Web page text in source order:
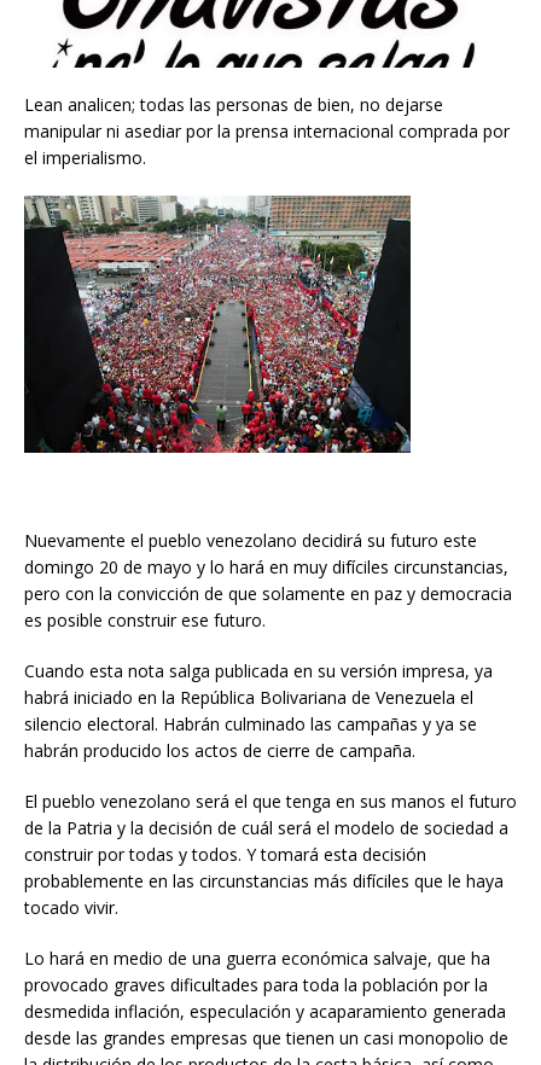
Lean analicen; todas las personas de bien, no dejarse
manipular ni asediar por la prensa internacional comprada por
el imperialismo.
Nuevamente el pueblo venezolano decidirá su futuro este
domingo 20 de mayo y lo hará en muy difíciles circunstancias,
pero con la convicción de que solamente en paz y democracia
es posible construir ese futuro.
Cuando esta nota salga publicada en su versión impresa, ya
habrá iniciado en la República Bolivariana de Venezuela el
silencio electoral. Habrán culminado las campañas y ya se
habrán producido los actos de cierre de campaña.
El pueblo venezolano será el que tenga en sus manos el futuro
de la Patria y la decisión de cuál será el modelo de sociedad a
construir por todas y todos. Y tomará esta decisión
probablemente en las circunstancias más difíciles que le haya
tocado vivir.
Lo hará en medio de una guerra económica salvaje, que ha
provocado graves dificultades para toda la población por la
desmedida inflación, especulación y acaparamiento generada
desde las grandes empresas que tienen un casi monopolio de